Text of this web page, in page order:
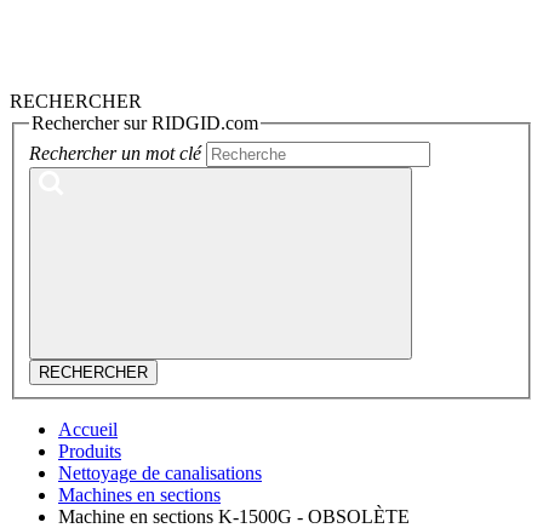
RECHERCHER
Rechercher sur RIDGID.com
Rechercher un mot clé
RECHERCHER
Accueil
Produits
Nettoyage de canalisations
Machines en sections
Machine en sections K-1500G - OBSOLÈTE